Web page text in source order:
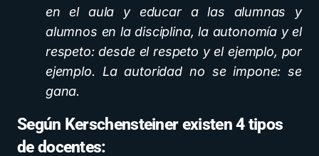
en el aula y educar a las alumnas y
alumnos en la disciplina, la autonomía y el
respeto: desde el respeto y el ejemplo, por
ejemplo. La autoridad no se impone: se
gana.
Según Kerschensteiner existen 4 tipos
de docentes: